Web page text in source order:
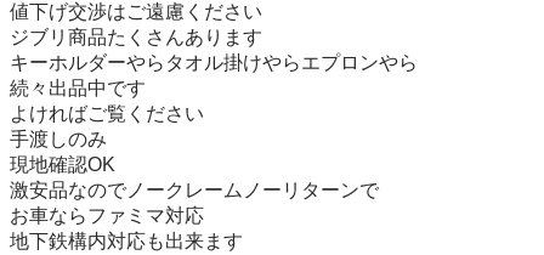
値下げ交渉はご遠慮ください
ジブリ商品たくさんあります
キーホルダーやらタオル掛けやらエプロンやら
続々出品中です
よければご覧ください
手渡しのみ
現地確認OK
激安品なのでノークレームノーリターンで
お車ならファミマ対応
地下鉄構内対応も出来ます